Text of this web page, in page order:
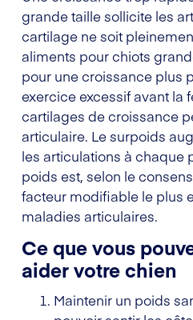
grande taille sollicite les
cartilage ne soit
aliments pour chiots
pour une croissance plus
exercice excessif avant la
cartilages de croissance
articulaire. Le surpoids
les articulations à chaque
poids est, selon le
facteur modifiable le plus
maladies articulaires.
Ce que vous
aider votre chien
Maintenir un poids